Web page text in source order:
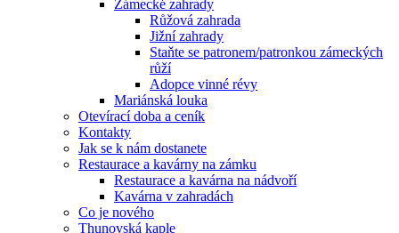
Zámecké zahrady
Růžová zahrada
Jižní zahrady
Staňte se patronem/patronkou zámeckých
růží
Adopce vinné révy
Mariánská louka
Otevírací doba a ceník
Kontakty
Jak se k nám dostanete
Restaurace a kavárny na zámku
Restaurace a kavárna na nádvoří
Kavárna v zahradách
Co je nového
Thunovská kaple